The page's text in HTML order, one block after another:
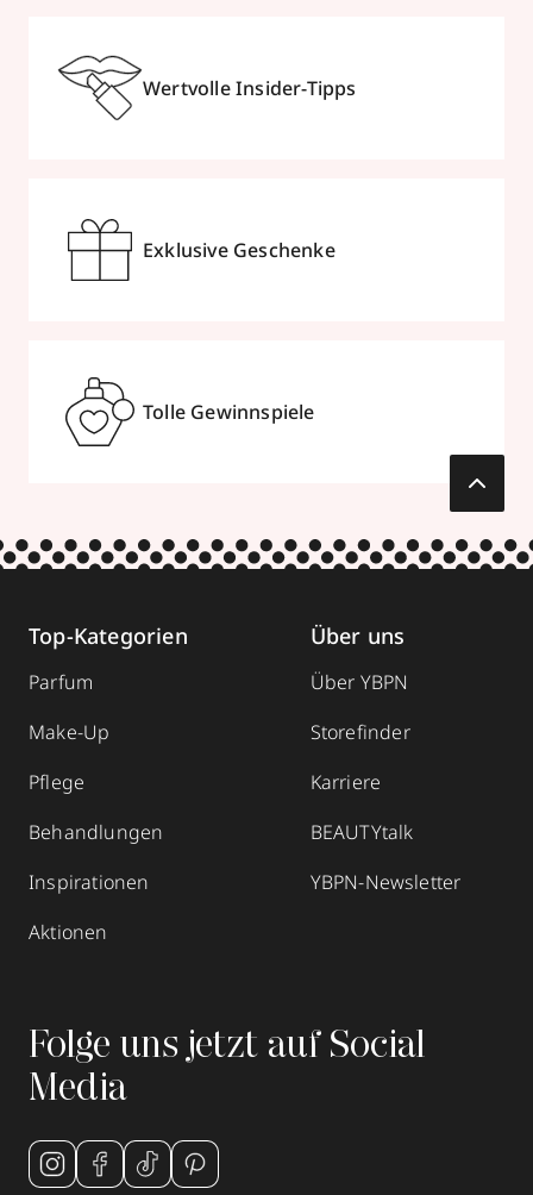
Wertvolle Insider-Tipps
Exklusive Geschenke
Tolle Gewinnspiele
Top-Kategorien
Parfum
Make-Up
Pflege
Behandlungen
Inspirationen
Aktionen
Über uns
Über YBPN
Storefinder
Karriere
BEAUTYtalk
YBPN-Newsletter
Folge uns jetzt auf Social
Media